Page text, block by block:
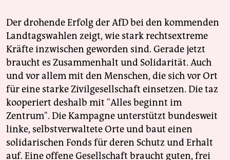
Der drohende Erfolg der AfD bei den kommenden
Landtagswahlen zeigt, wie stark rechtsextreme
Kräfte inzwischen geworden sind. Gerade jetzt
braucht es Zusammenhalt und Solidarität. Auch
und vor allem mit den Menschen, die sich vor Ort
für eine starke Zivilgesellschaft einsetzen. Die taz
kooperiert deshalb mit "Alles beginnt im
Zentrum". Die Kampagne unterstützt bundesweit
linke, selbstverwaltete Orte und baut einen
solidarischen Fonds für deren Schutz und Erhalt
auf. Eine offene Gesellschaft braucht guten, frei